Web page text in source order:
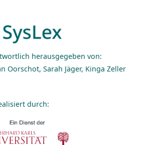
herausgegeben von:
Oorschot, Sarah Jäger, Kinga Zeller
durch: